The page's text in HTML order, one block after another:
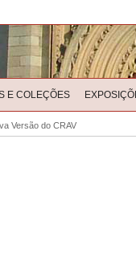
E COLEÇÕES
Versão do CRAV